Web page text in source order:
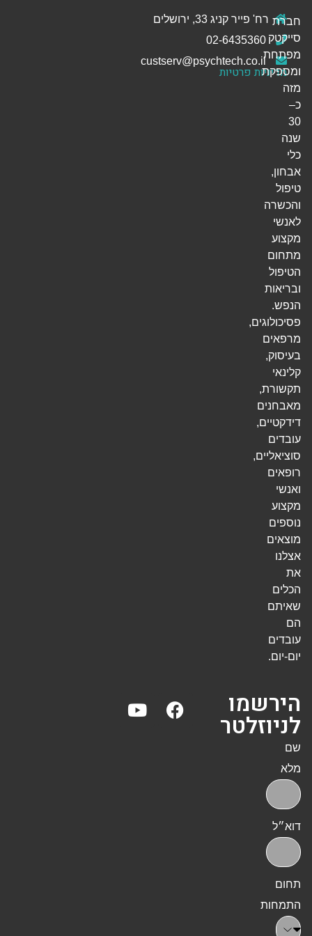
רח' פייר קניג 33, ירושלים
מדיניות פרטיות
חברת
סייקטק
מפתחת
ומספקת
מזה
כ–
30
שנה
כלי
אבחון,
טיפול
והכשרה
לאנשי
מקצוע
מתחום
הטיפול
ובריאות
הנפש.
פסיכולוגים,
מרפאים
בעיסוק,
קלינאי
תקשורת,
מאבחנים
דידקטיים,
עובדים
סוציאליים,
רופאים
ואנשי
מקצוע
נוספים
מוצאים
אצלנו
את
הכלים
שאיתם
הם
עובדים
יום-יום.
הירשמו
לניוזלטר
שם
מלא
דוא״ל
תחום
התמחות